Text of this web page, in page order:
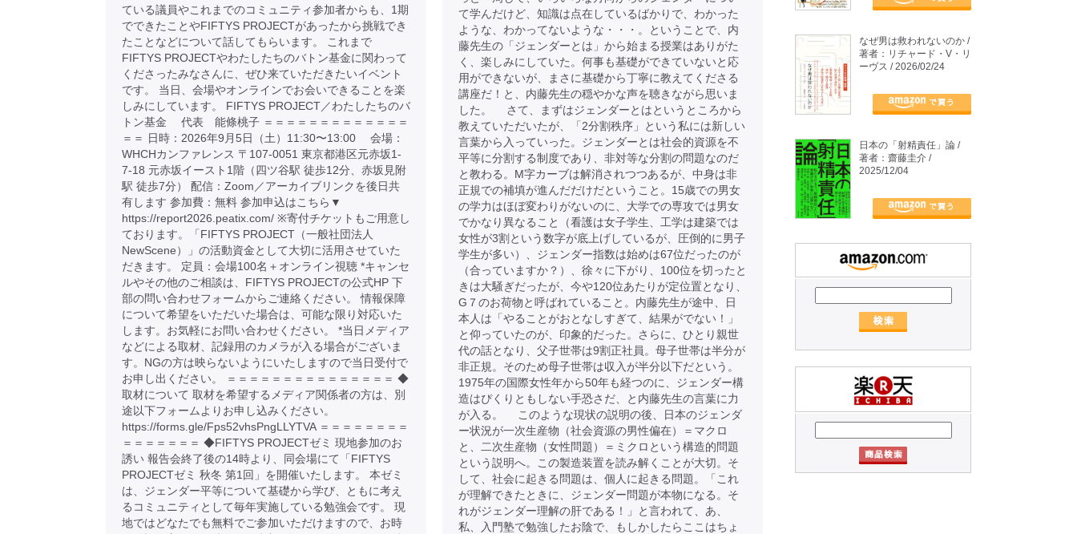
ている議員やこれまでのコミュニティ参加者からも、1期
でできたことやFIFTYS PROJECTがあったから挑戦でき
たことなどについて話してもらいます。 これまで
FIFTYS PROJECTやわたしたちのバトン基金に関わって
くださったみなさんに、ぜひ来ていただきたいイベント
です。 当日、会場やオンラインでお会いできることを楽
しみにしています。 FIFTYS PROJECT／わたしたちのバ
トン基金 代表 能條桃子 ＝＝＝＝＝＝＝＝＝＝＝＝＝
＝＝ 日時：2026年9月5日（土）11:30〜13:00 会場：
WHCHカンファレンス 〒107-0051 東京都港区元赤坂1-
7-18 元赤坂イースト1階（四ツ谷駅 徒歩12分、赤坂見附
駅 徒歩7分） 配信：Zoom／アーカイブリンクを後日共
有します 参加費：無料 参加申込はこちら▼
https://report2026.peatix.com/ ※寄付チケットもご用意し
ております。「FIFTYS PROJECT（一般社団法人
NewScene）」の活動資金として大切に活用させていた
だきます。 定員：会場100名＋オンライン視聴 *キャンセ
ルやその他のご相談は、FIFTYS PROJECTの公式HP 下
部の問い合わせフォームからご連絡ください。 情報保障
について希望をいただいた場合は、可能な限り対応いた
します。お気軽にお問い合わせください。 *当日メディア
などによる取材、記録用のカメラが入る場合がございま
す。NGの方は映らないようにいたしますので当日受付で
お申し出ください。 ＝＝＝＝＝＝＝＝＝＝＝＝＝＝＝ ◆
取材について 取材を希望するメディア関係者の方は、別
途以下フォームよりお申し込みください。
https://forms.gle/Fps52vhsPngLLYTVA ＝＝＝＝＝＝＝＝
＝＝＝＝＝＝＝ ◆FIFTYS PROJECTゼミ 現地参加のお
誘い 報告会終了後の14時より、同会場にて「FIFTYS
PROJECTゼミ 秋冬 第1回」を開催いたします。 本ゼミ
は、ジェンダー平等について基礎から学び、ともに考え
るコミュニティとして毎年実施している勉強会です。 現
地ではどなたでも無料でご参加いただけますので、お時
て学んだけど、知識は点在しているばかりで、わかった
ような、わかってないような・・・。ということで、内
藤先生の「ジェンダーとは」から始まる授業はありがた
く、楽しみにしていた。何事も基礎ができていないと応
用ができないが、まさに基礎から丁寧に教えてくださる
講座だ！と、内藤先生の穏やかな声を聴きながら思いま
した。 さて、まずはジェンダーとはというところから
教えていただいたが、「2分割秩序」という私には新しい
言葉から入っていった。ジェンダーとは社会的資源を不
平等に分割する制度であり、非対等な分割の問題なのだ
と教わる。M字カーブは解消されつつあるが、中身は非
正規での補填が進んだだけだということ。15歳での男女
の学力はほぼ変わりがないのに、大学での専攻では男女
でかなり異なること（看護は女子学生、工学は建築では
女性が3割という数字が底上げしているが、圧倒的に男子
学生が多い）、ジェンダー指数は始めは67位だったのが
（合っていますか？）、徐々に下がり、100位を切ったと
きは大騒ぎだったが、今や120位あたりが定位置となり、
G７のお荷物と呼ばれていること。内藤先生が途中、日
本人は「やることがおとなしすぎて、結果がでない！」
と仰っていたのが、印象的だった。さらに、ひとり親世
代の話となり、父子世帯は9割正社員。母子世帯は半分が
非正規。そのため母子世帯は収入が半分以下だという。
1975年の国際女性年から50年も経つのに、ジェンダー構
造はぴくりともしない手恐さだ、と内藤先生の言葉に力
が入る。 このような現状の説明の後、日本のジェンダ
ー状況が一次生産物（社会資源の男性偏在）＝マクロ
と、二次生産物（女性問題）＝ミクロという構造的問題
という説明へ。この製造装置を読み解くことが大切。そ
して、社会に起きる問題は、個人に起きる問題。「これ
が理解できたときに、ジェンダー問題が本物になる。そ
れがジェンダー理解の肝である！」と言われて、あ、
私、入門塾で勉強したお陰で、もしかしたらここはちょ
なぜ男は救われないのか /
著者：リチャード・V・リ
ーヴス / 2026/02/24
日本の「射精責任」論 /
著者：齋藤圭介 /
2025/12/04